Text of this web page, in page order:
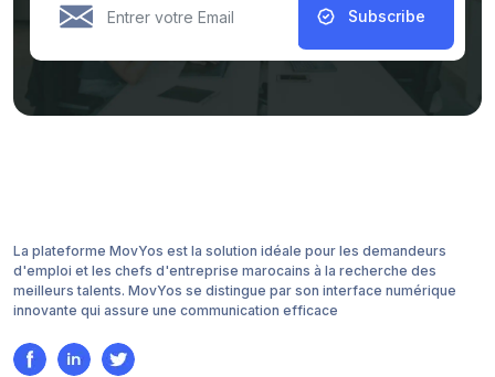
Subscribe
La plateforme MovYos est la solution idéale pour les demandeurs
d'emploi et les chefs d'entreprise marocains à la recherche des
meilleurs talents. MovYos se distingue par son interface numérique
innovante qui assure une communication efficace